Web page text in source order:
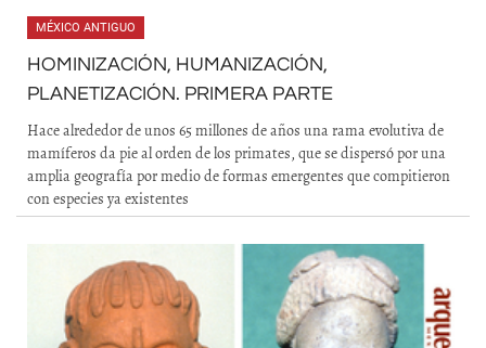
MÉXICO ANTIGUO
HOMINIZACIÓN, HUMANIZACIÓN,
PLANETIZACIÓN. PRIMERA PARTE
Hace alrededor de unos 65 millones de años una rama evolutiva de
mamíferos da pie al orden de los primates, que se dispersó por una
amplia geografía por medio de formas emergentes que compitieron
con especies ya existentes